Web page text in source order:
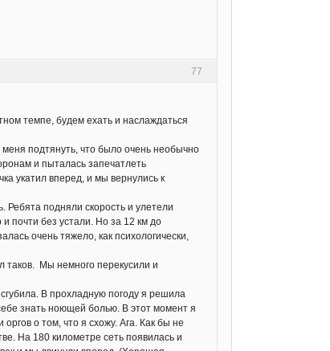
77
темпе, будем ехать и наслаждаться
подтянуть, что было очень необычно
и пыталась запечатлеть
укатил вперед, и мы вернулись к
подняли скорость и улетели
почти без устали. Но за 12 км до
очень тяжело, как психологически,
таков. Мы немного перекусили и
В прохладную погоду я решила
знать ноющей болью. В этот момент я
о том, что я схожу. Ага. Как бы не
На 180 километре сеть появилась и